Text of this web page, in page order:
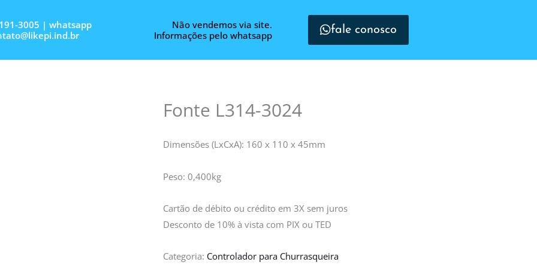
3005 | whatsapp
Não vendemos via site.
Informações pelo whatsapp
fale conosco
Fonte L314-3024
Dimensões (LxCxA): 160 x 110 x 45mm
Peso: 0,400kg
Cartão de débito ou crédito em 3X sem juros
Desconto de 10% à vista com PIX ou TED
Categoria: Controlador para Churrasqueira